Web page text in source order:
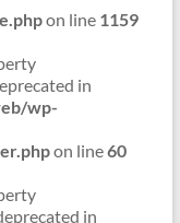
on line 1159
in
wp-
on line60
in